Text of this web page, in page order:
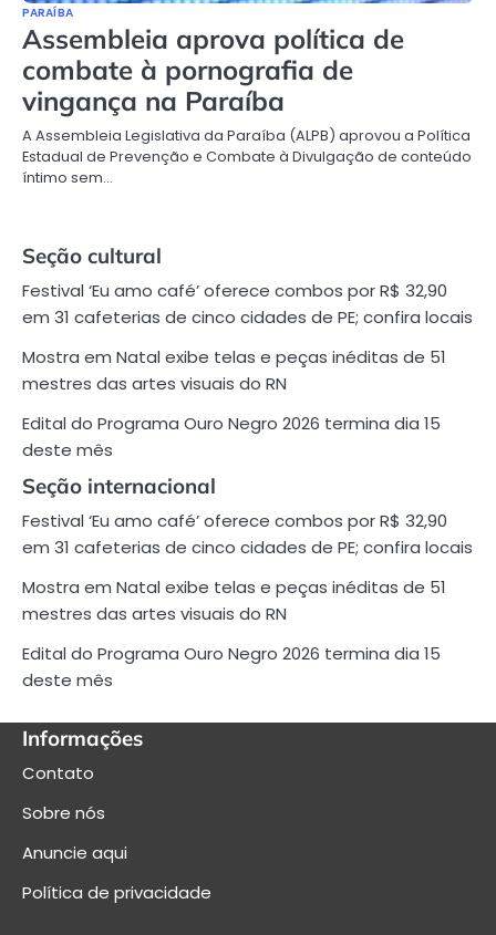
PARAÍBA
Assembleia aprova política de
combate à pornografia de
vingança na Paraíba
A Assembleia Legislativa da Paraíba (ALPB) aprovou a Política
Estadual de Prevenção e Combate à Divulgação de conteúdo
íntimo sem…
Seção cultural
Festival ‘Eu amo café’ oferece combos por R$ 32,90
em 31 cafeterias de cinco cidades de PE; confira locais
Mostra em Natal exibe telas e peças inéditas de 51
mestres das artes visuais do RN
Edital do Programa Ouro Negro 2026 termina dia 15
deste mês
Seção internacional
Festival ‘Eu amo café’ oferece combos por R$ 32,90
em 31 cafeterias de cinco cidades de PE; confira locais
Mostra em Natal exibe telas e peças inéditas de 51
mestres das artes visuais do RN
Edital do Programa Ouro Negro 2026 termina dia 15
deste mês
Informações
Contato
Sobre nós
Anuncie aqui
Política de privacidade